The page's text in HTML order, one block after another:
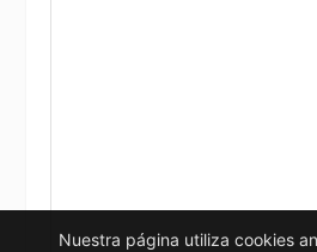
Nuestra página utiliza cookies